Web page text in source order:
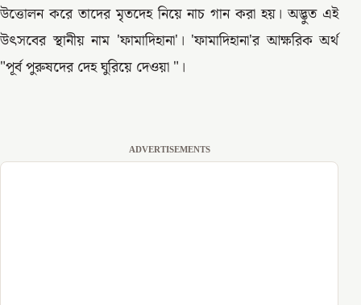
উত্তোলন করে তাদের মৃতদেহ নিয়ে নাচ গান করা হয়। অদ্ভুত এই
উৎসবের স্থানীয় নাম 'ফামাদিহানা'। 'ফামাদিহানা'র আক্ষরিক অর্থ
"পূর্ব পুরুষদের দেহ ঘুরিয়ে দেওয়া "।
ADVERTISEMENTS